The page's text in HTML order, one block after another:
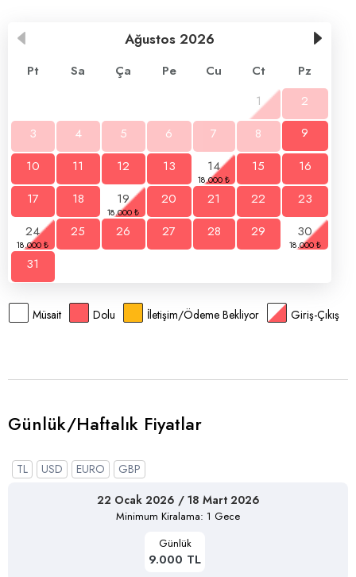
Ağustos 2026
Pt Sa Ça Pe Cu Ct
Pz
1
2
3
4 5 6 7 8 9
10 11 12 13 14 15
16
17
18 19 20 21 22
23
24
25 26 27 28 29
30
31
Müsait Dolu İletişim/Ödeme Bekliyor Giriş-Çıkış
Günlük/Haftalık Fiyatlar
TL USD EURO
GBP
22 Ocak 2026 / 18 Mart 2026
Minimum Kiralama: 1 Gece
Günlük
9.000 TL